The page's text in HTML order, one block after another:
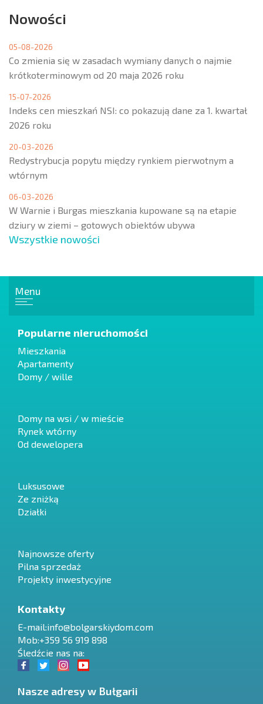
Nowości
05-08-2026
Co zmienia się w zasadach wymiany danych o najmie
krótkoterminowym od 20 maja 2026 roku
15-07-2026
Indeks cen mieszkań NSI: co pokazują dane za 1. kwartał
2026 roku
20-03-2026
Redystrybucja popytu między rynkiem pierwotnym a
wtórnym
06-03-2026
W Warnie i Burgas mieszkania kupowane są na etapie
dziury w ziemi – gotowych obiektów ubywa
Wszystkie nowości
Menu
Popularne nieruchomości
Mieszkania
Apartamenty
Domy / wille
Domy na wsi / w mieście
Rynek wtórny
Od dewelopera
Luksusowe
Ze zniżką
Działki
Najnowsze oferty
Pilna sprzedaż
Projekty inwestycyjne
Kontakty
E-mail:info@bolgarskiydom.com
Mob:+359 56 919 898
Śledźcie nas na:
Nasze adresy w Bułgarii